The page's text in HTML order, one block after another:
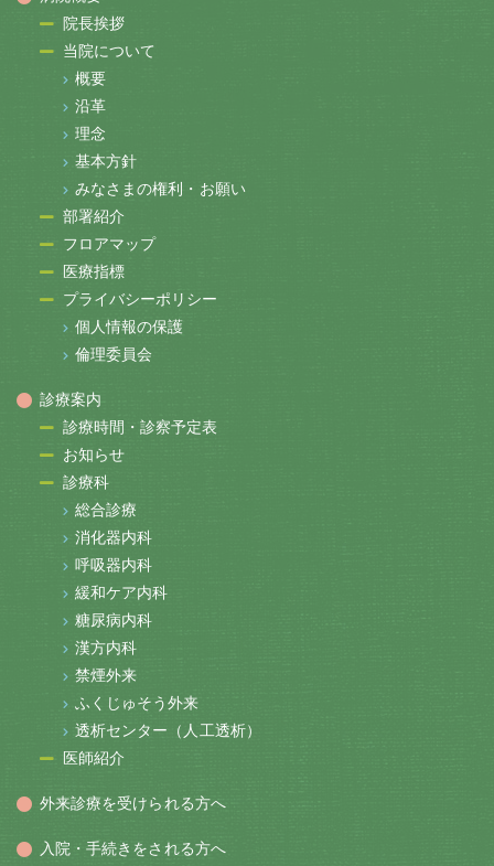
院長挨拶
当院について
概要
沿革
理念
基本方針
みなさまの権利・お願い
部署紹介
フロアマップ
医療指標
プライバシーポリシー
個人情報の保護
倫理委員会
診療案内
診療時間・診察予定表
お知らせ
診療科
総合診療
消化器内科
呼吸器内科
緩和ケア内科
糖尿病内科
漢方内科
禁煙外来
ふくじゅそう外来
透析センター（人工透析）
医師紹介
外来診療を受けられる方へ
入院・手続きをされる方へ